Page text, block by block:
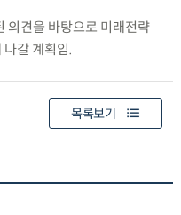
의견을 바탕으로 미래전략
갈 계획임.
목록보기